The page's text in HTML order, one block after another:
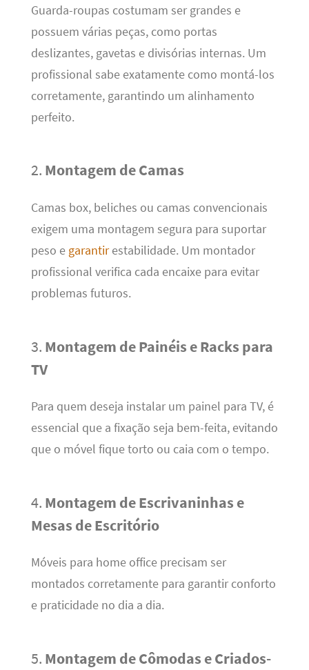
Guarda-roupas costumam ser grandes e
possuem várias peças, como portas
deslizantes, gavetas e divisórias internas. Um
profissional sabe exatamente como montá-los
corretamente, garantindo um alinhamento
perfeito.
2. Montagem de Camas
Camas box, beliches ou camas convencionais
exigem uma montagem segura para suportar
peso e garantirestabilidade. Um montador
profissional verifica cada encaixe para evitar
problemas futuros.
3. Montagem de Painéis e Racks para
TV
Para quem deseja instalar um painel para TV, é
essencial que a fixação seja bem-feita, evitando
que o móvel fique torto ou caia com o tempo.
4. Montagem de Escrivaninhas e
Mesas de Escritório
Móveis para home office precisam ser
montados corretamente para garantir conforto
e praticidade no dia a dia.
5. Montagem de Cômodas e Criados-